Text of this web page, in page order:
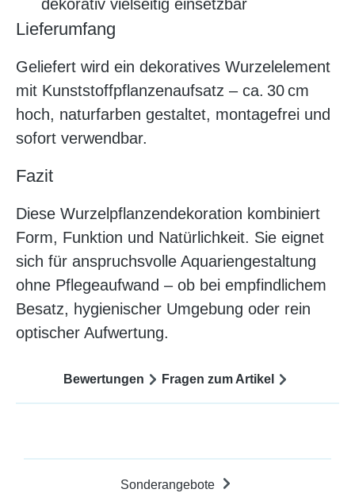
dekorativ vielseitig einsetzbar
Lieferumfang
Geliefert wird ein dekoratives Wurzelelement
mit Kunststoffpflanzenaufsatz – ca. 30 cm
hoch, naturfarben gestaltet, montagefrei und
sofort verwendbar.
Fazit
Diese Wurzelpflanzendekoration kombiniert
Form, Funktion und Natürlichkeit. Sie eignet
sich für anspruchsvolle Aquariengestaltung
ohne Pflegeaufwand – ob bei empfindlichem
Besatz, hygienischer Umgebung oder rein
optischer Aufwertung.
Bewertungen Fragen zum Artikel
Sonderangebote